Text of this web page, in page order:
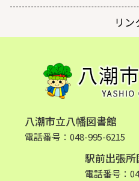
リン
八潮市立八幡図書館
電話番号：048-995-6215
駅前出張
電話番号：